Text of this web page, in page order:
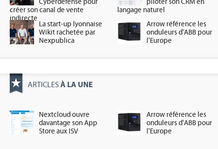
Cyberdefense pour
créer son canal de vente
indirecte
piloter son CRM en
langage naturel
La start-up lyonnaise
Wikit rachetée par
Nexpublica
Arrow référence les
onduleurs d'ABB pour
l'Europe
ARTICLES À LA UNE
Nextcloud ouvre
davantage son App
Store aux ISV
Arrow référence les
onduleurs d'ABB pour
l'Europe